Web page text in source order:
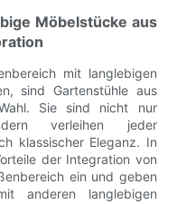
Möbelstücke aus
mit langlebigen
sind Gartenstühle aus
Sie sind nicht nur
verleihen jeder
klassischer Eleganz. In
der Integration von
ein und geben
anderen langlebigen